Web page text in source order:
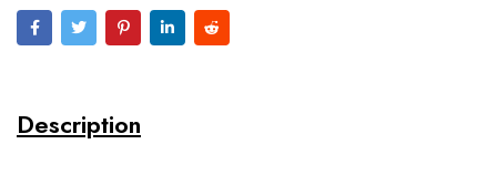
Description